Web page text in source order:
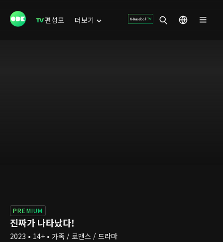
편성표 더보기
PREMIUM
진짜가 나타났다!
2023 • 14+ • 가족 / 로맨스 / 드라마